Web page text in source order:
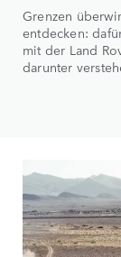
Grenzen
entdecken:
mit der Land
darunter